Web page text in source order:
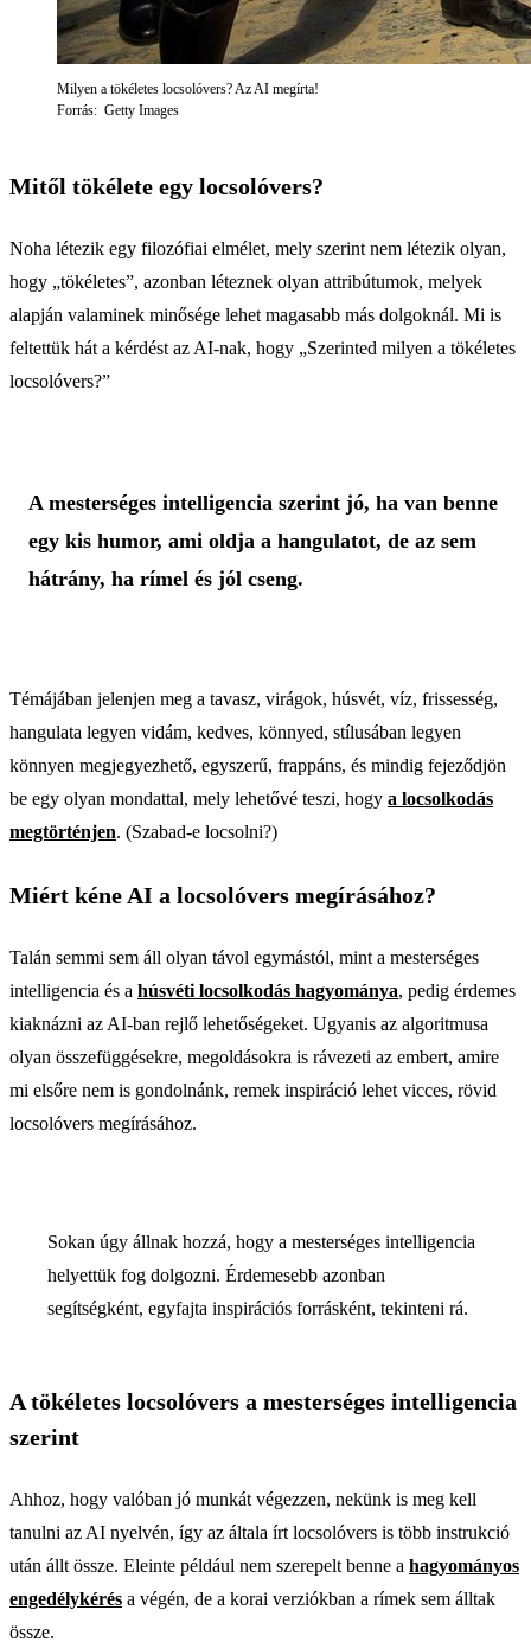
Milyen a tökéletes locsolóvers? Az AI megírta!
Forrás: Getty Images
Mitől tökélete egy locsolóvers?
Noha létezik egy filozófiai elmélet, mely szerint nem létezik olyan,
hogy „tökéletes”, azonban léteznek olyan attribútumok, melyek
alapján valaminek minősége lehet magasabb más dolgoknál. Mi is
feltettük hát a kérdést az AI-nak, hogy „Szerinted milyen a tökéletes
locsolóvers?”
A mesterséges intelligencia szerint jó, ha van benne
egy kis humor, ami oldja a hangulatot, de az sem
hátrány, ha rímel és jól cseng.
Témájában jelenjen meg a tavasz, virágok, húsvét, víz, frissesség,
hangulata legyen vidám, kedves, könnyed, stílusában legyen
könnyen megjegyezhető, egyszerű, frappáns, és mindig fejeződjön
be egy olyan mondattal, mely lehetővé teszi, hogy a locsolkodás
megtörténjen. (Szabad-e locsolni?)
Miért kéne AI a locsolóvers megírásához?
Talán semmi sem áll olyan távol egymástól, mint a mesterséges
intelligencia és a húsvéti locsolkodás hagyománya, pedig érdemes
kiaknázni az AI-ban rejlő lehetőségeket. Ugyanis az algoritmusa
olyan összefüggésekre, megoldásokra is rávezeti az embert, amire
mi elsőre nem is gondolnánk, remek inspiráció lehet vicces, rövid
locsolóvers megírásához.
Sokan úgy állnak hozzá, hogy a mesterséges intelligencia
helyettük fog dolgozni. Érdemesebb azonban
segítségként, egyfajta inspirációs forrásként, tekinteni rá.
A tökéletes locsolóvers a mesterséges intelligencia
szerint
Ahhoz, hogy valóban jó munkát végezzen, nekünk is meg kell
tanulni az AI nyelvén, így az általa írt locsolóvers is több instrukció
után állt össze. Eleinte például nem szerepelt benne a hagyományos
engedélykérés a végén, de a korai verziókban a rímek sem álltak
össze.